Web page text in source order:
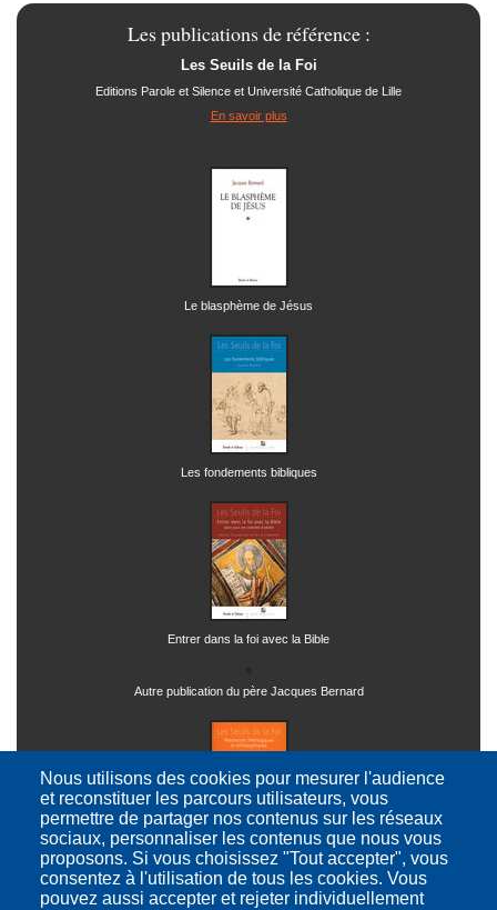
Les publications de référence :
Les Seuils de la Foi
Editions Parole et Silence et Université Catholique de Lille
En savoir plus
Le blasphème de Jésus
Les fondements bibliques
Entrer dans la foi avec la Bible
Autre publication du père Jacques Bernard
Ressources théologiques et philosophiques
Nous utilisons des cookies pour mesurer l'audience
et reconstituer les parcours utilisateurs, vous
permettre de partager nos contenus sur les réseaux
sociaux, personnaliser les contenus que nous vous
proposons. Si vous choisissez "Tout accepter", vous
consentez à l'utilisation de tous les cookies. Vous
pouvez aussi accepter et rejeter individuellement